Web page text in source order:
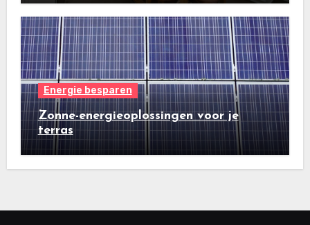
Energie besparen
Zonne-energieoplossingen voor je
terras